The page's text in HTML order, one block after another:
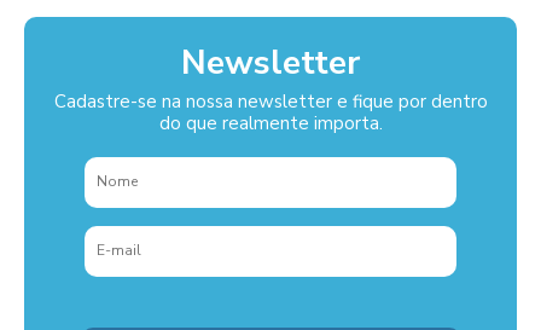
Newsletter
Cadastre-se na nossa newsletter e fique por dentro
do que realmente importa.